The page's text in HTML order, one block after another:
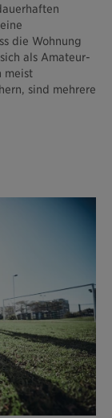
die Wohnung
als Amateur-
meist
sind mehrere